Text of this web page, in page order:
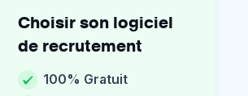
Choisir son logiciel
de recrutement
100% Gratuit